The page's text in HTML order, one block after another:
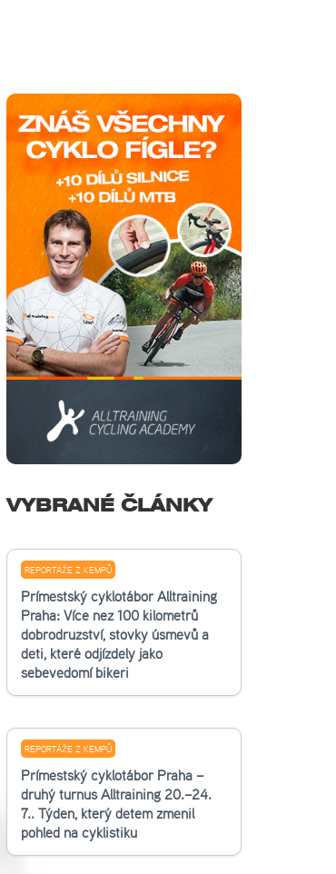
VYBRANÉ ČLÁNKY
REPORTÁŽE Z KEMPŮ
Příměstský cyklotábor Alltraining
Praha: Více než 100 kilometrů
dobrodružství, stovky úsměvů a
děti, které odjížděly jako
sebevědomí bikeři
REPORTÁŽE Z KEMPŮ
Příměstský cyklotábor Praha –
druhý turnus Alltraining 20.–24.
7.. Týden, který dětem změnil
pohled na cyklistiku